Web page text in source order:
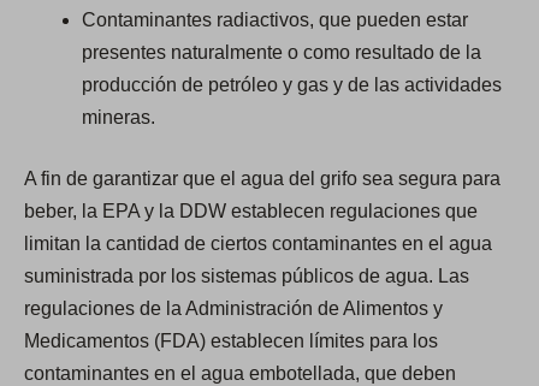
Contaminantes radiactivos, que pueden estar
presentes naturalmente o como resultado de la
producción de petróleo y gas y de las actividades
mineras.
A fin de garantizar que el agua del grifo sea segura para
beber, la EPA y la DDW establecen regulaciones que
limitan la cantidad de ciertos contaminantes en el agua
suministrada por los sistemas públicos de agua. Las
regulaciones de la Administración de Alimentos y
Medicamentos (FDA) establecen límites para los
contaminantes en el agua embotellada, que deben